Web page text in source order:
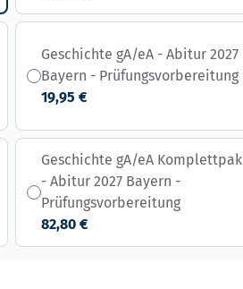
Geschichte gA/eA - Abitur 2027
Bayern - Prüfungsvorbereitung
19,95 €
Geschichte gA/eA
- Abitur 2027 Bayern -
Prüfungsvorbereitung
82,80 €